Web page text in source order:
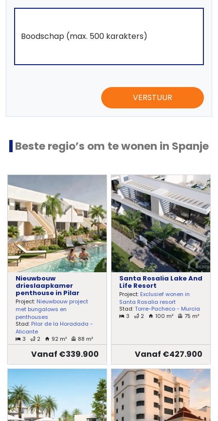
VERSTUUR
Beste regio’s om te wonen in Spanje
Nieuwbouw
drieslaapkamer
penthouse in Pilar
Project: Nieuwbouw project
met bungalows en
penthouses
Stad: Pilar de la Horadada -
Alicante
3
2 92 m² 88 m²
Vanaf €339.900
Santa Rosalia Lake And
Life Resort
Project: Exclusief wonen in
Santa Rosalia resort
Stad:Torre-Pacheco - Murcia
3
2 100 m² 75 m²
Vanaf €427.900